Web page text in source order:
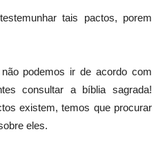
tais pactos, porem
podemos ir de acordo com
consultar a bíblia sagrada!
existem, temos que procurar
eles.